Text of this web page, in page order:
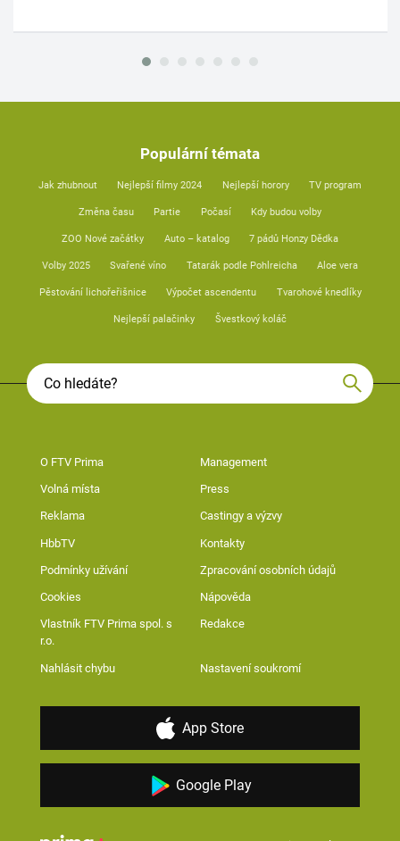
Populární témata
Jak zhubnout Nejlepší filmy 2024 Nejlepší horory TV program
Změna času Partie Počasí Kdy budou volby
ZOO Nové začátky Auto – katalog 7 pádů Honzy Dědka
Volby 2025 Svařené víno Tatarák podle Pohlreicha Aloe vera
Pěstování lichořeřišnice Výpočet ascendentu Tvarohové knedlíky
Nejlepší palačinky Švestkový koláč
O FTV Prima Management
Volná místa Press
Reklama Castingy a výzvy
HbbTV Kontakty
Podmínky užívání Zpracování osobních údajů
Cookies Nápověda
Vlastník FTV Prima spol. s
r.o.
Redakce
Nahlásit chybu Nastavení soukromí
App Store
Google Play